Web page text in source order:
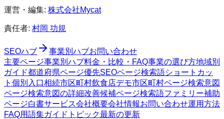
運営・編集: 株式会社Mycat
責任者: 村岡 功規
SEOハブ 事業別ハブお問い合わせ
主要ページ事業別ハブ料金・比較・FAQ事業の選び方地域別
ガイド都道府県ページ優先SEOページ検索語ショートカッ
ト 個別入口相続市区町村飲食店デモ市区町村ページ検索意図
ページ検索意図の詳細改善候補ページ検索語ファミリー補助
ページ白書サービス会社概要会社情報お問い合わせ運用方法
FAQ用語集ガイド トピック最新の更新